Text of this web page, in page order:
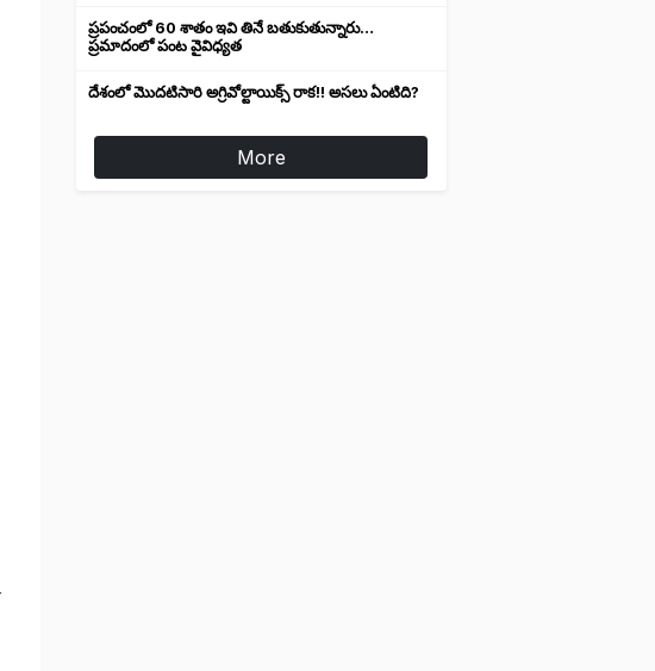
ప్రపంచంలో 60 శాతం ఇవి తినే బతుకుతున్నారు…
ప్రమాదంలో పంట వైవిధ్యత
దేశంలో మొదటిసారి అగ్రివోల్టాయిక్స్ రాక!! అసలు ఏంటిది?
More